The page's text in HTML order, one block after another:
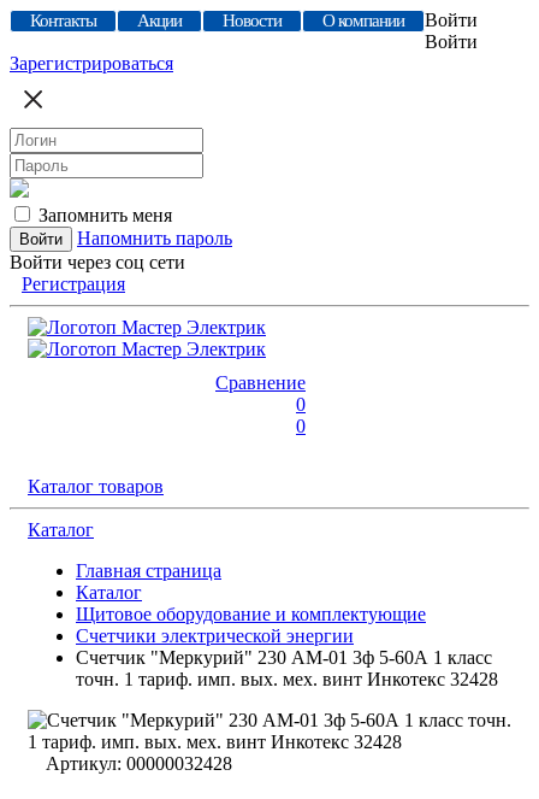
Контакты Акции Новости О компании
Войти
Войти
Зарегистрироваться
Запомнить меня
Напомнить пароль
Войти через соц сети
Регистрация
Сравнение
0
0
Каталог товаров
Каталог
Главная страница
Каталог
Щитовое оборудование и комплектующие
Счетчики электрической энергии
Счетчик "Меркурий" 230 AM-01 3ф 5-60А 1 класс
точн. 1 тариф. имп. вых. мех. винт Инкотекс 32428
Артикул: 00000032428